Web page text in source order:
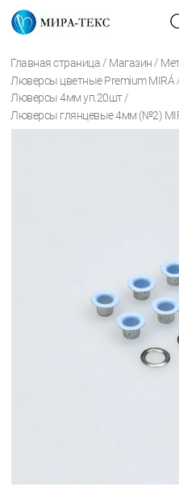
Главная страница / Магазин /
Люверсы цветные Premium MIRÁ
Люверсы 4мм уп.20шт /
Люверсы глянцевые 4мм (№2)